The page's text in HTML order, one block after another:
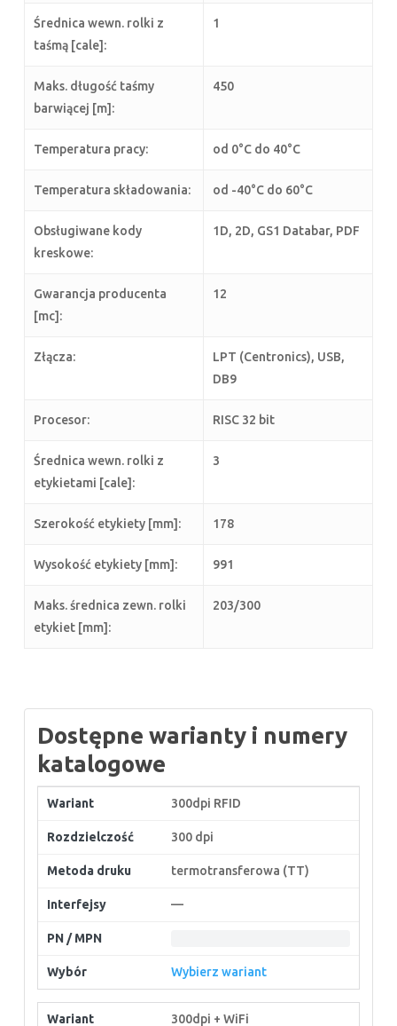
Średnica wewn. rolki z
taśmą [cale]:
1
Maks. długość taśmy
barwiącej [m]:
450
Temperatura pracy: od 0°C do 40°C
Temperatura składowania: od -40°C do 60°C
Obsługiwane kody
kreskowe:
1D, 2D, GS1 Databar, PDF
Gwarancja producenta
[mc]:
12
Złącza:
LPT (Centronics), USB,
DB9
Procesor: RISC 32 bit
Średnica wewn. rolki z
etykietami [cale]:
3
Szerokość etykiety [mm]: 178
Wysokość etykiety [mm]: 991
Maks. średnica zewn. rolki
etykiet [mm]:
203/300
Dostępne warianty i numery
katalogowe
300dpi RFID
300 dpi
termotransferowa (TT)
—
Wybierz wariant
300dpi + WiFi